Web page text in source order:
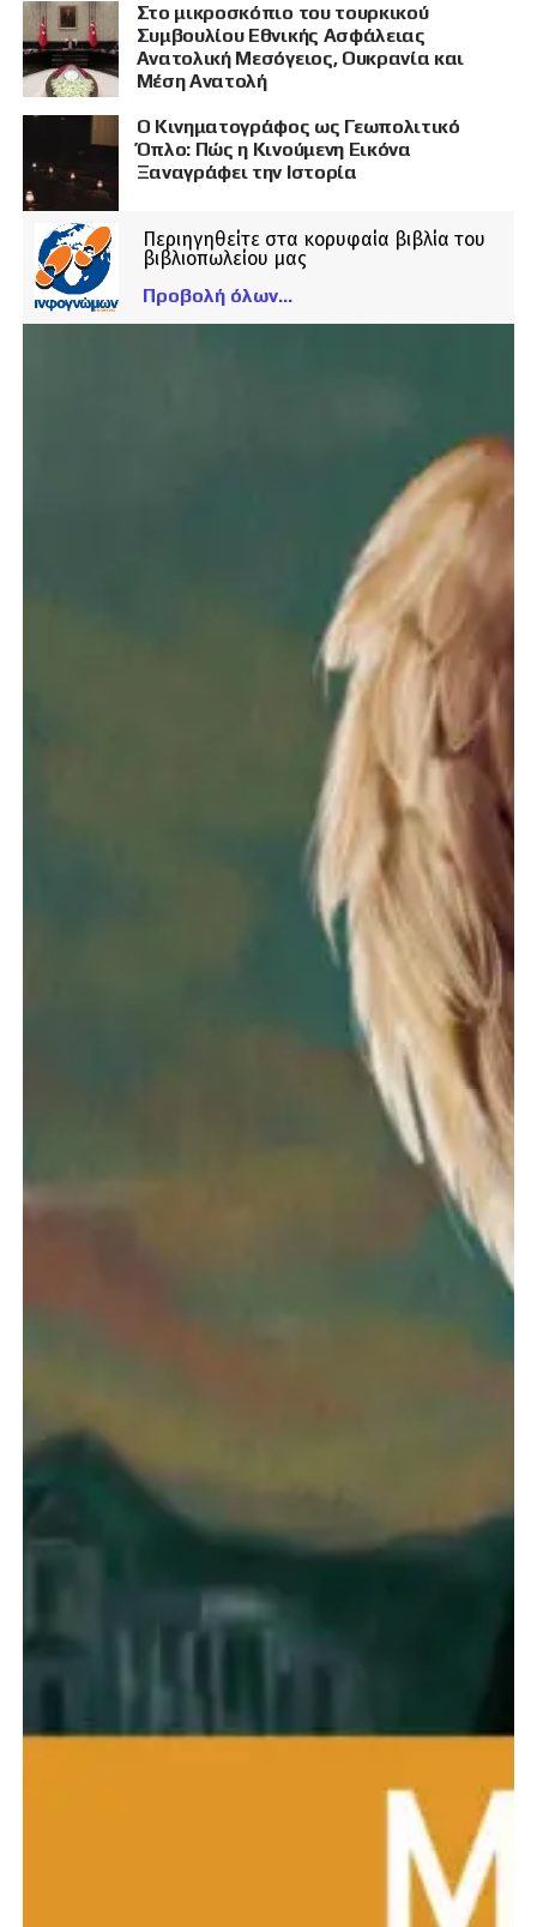
Στο μικροσκόπιο του τουρκικού
Συμβουλίου Εθνικής Ασφάλειας
Ανατολική Μεσόγειος, Ουκρανία και
Μέση Ανατολή
Ο Κινηματογράφος ως Γεωπολιτικό
Όπλο: Πώς η Κινούμενη Εικόνα
Ξαναγράφει την Ιστορία
Περιηγηθείτε στα κορυφαία βιβλία του
βιβλιοπωλείου μας
Προβολή όλων